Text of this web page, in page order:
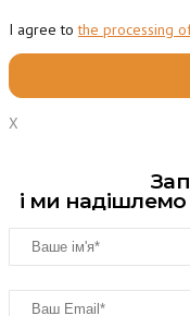
I agree tothe processing
X
і ми